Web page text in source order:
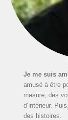
Je me suis
amusé à être
mesure, des
d’intérieur.
des histoires.